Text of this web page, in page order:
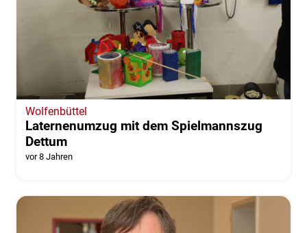
Wolfenbüttel
Laternenumzug mit dem Spielmannszug
Dettum
vor 8 Jahren